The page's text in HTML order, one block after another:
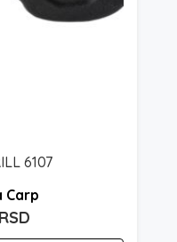
6107
Carp
RSD